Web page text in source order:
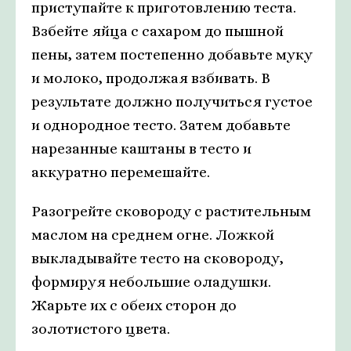
приступайте к приготовлению теста.
Взбейте яйца с сахаром до пышной
пены, затем постепенно добавьте муку
и молоко, продолжая взбивать. В
результате должно получиться густое
и однородное тесто. Затем добавьте
нарезанные каштаны в тесто и
аккуратно перемешайте.
Разогрейте сковороду с растительным
маслом на среднем огне. Ложкой
выкладывайте тесто на сковороду,
формируя небольшие оладушки.
Жарьте их с обеих сторон до
золотистого цвета.